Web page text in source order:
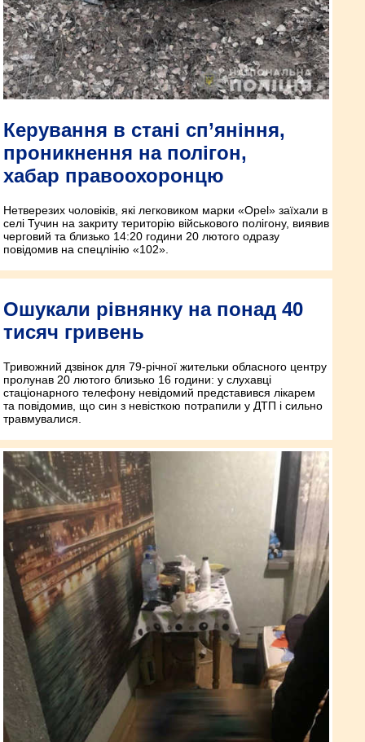
Керування в стані сп’яніння,
проникнення на полігон,
хабар правоохоронцю
Нетверезих чоловіків, які легковиком марки «Opel» заїхали в
селі Тучин на закриту територію військового полігону, виявив
черговий та близько 14:20 години 20 лютого одразу
повідомив на спецлінію «102».
Ошукали рівнянку на понад 40
тисяч гривень
Тривожний дзвінок для 79-річної жительки обласного центру
пролунав 20 лютого близько 16 години: у слухавці
стаціонарного телефону невідомий представився лікарем
та повідомив, що син з невісткою потрапили у ДТП і сильно
травмувалися.